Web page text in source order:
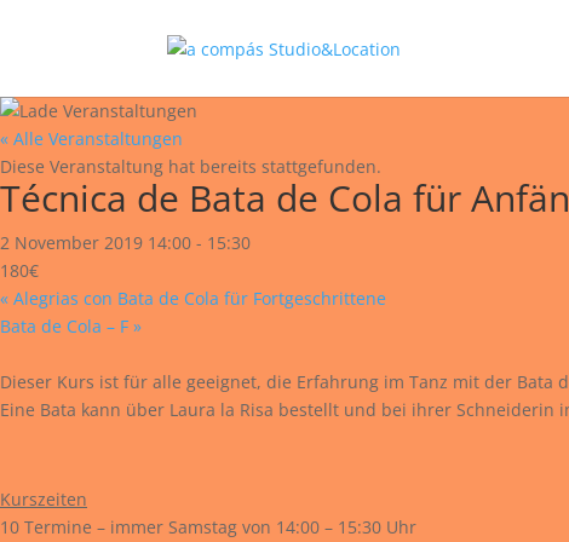
« Alle Veranstaltungen
Diese Veranstaltung hat bereits stattgefunden.
Técnica de Bata de Cola für
2 November 2019 14:00 - 15:30
180€
« Alegrias con Bata de Cola für Fortgeschrittene
Bata de Cola – F »
Dieser Kurs ist für alle geeignet, die Erfahrung im Tanz mit der Bata
Eine Bata kann über Laura la Risa bestellt und bei ihrer Schneiderin
Kurszeiten
10 Termine – immer Samstag von 14:00 – 15:30 Uhr